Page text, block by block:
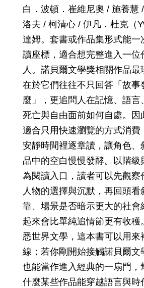
白．波頓．崔維尼奧 / 施養慧
洛夫 / 柯清心 / 伊凡．杜克（
達姆。套書或作品集形式能一
讀座標，適合想完整進入一位
人。諾貝爾文學獎相關作品最
在於它們往往不只回答「故事
麼」，更追問人在記憶、語言
死亡與自由面前如何自處。因
適合只用快速瀏覽的方式消費
安靜時間裡逐章讀，讓角色、
品中的空白慢慢發酵。以階級
為閱讀入口，讀者可以先觀察
人物的選擇與沉默，再回頭看
靠、場景是否暗示更大的社會
起來會比單純追情節更有收穫
悉世界文學，這本書可以用來
線；若你剛開始接觸諾貝爾文
也能當作進入經典的一扇門，
什麼某些作品能穿越語言與時